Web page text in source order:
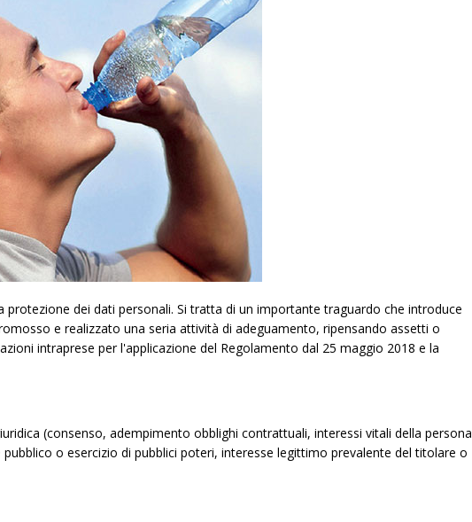
dei dati personali. Si tratta di un importante traguardo che introduce
e realizzato una seria attività di adeguamento, ripensando assetti o
intraprese per l'applicazione del Regolamento dal 25 maggio 2018 e la
(consenso, adempimento obblighi contrattuali, interessi vitali della persona
o esercizio di pubblici poteri, interesse legittimo prevalente del titolare o